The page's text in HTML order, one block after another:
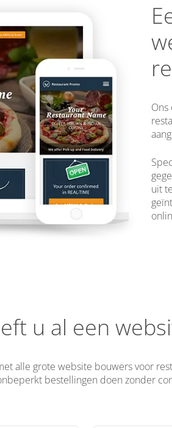
uit
u al een
alle grote website bouwers voor
bestellingen doen zonder